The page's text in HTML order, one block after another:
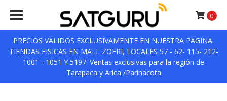
PRECIOS VALIDOS EXCLUSIVAMENTE EN NUESTRA PAGINA.
TIENDAS FISICAS EN MALL ZOFRI, LOCALES 57 - 62- 115- 212-
1001 - 1051 Y 5197. Ventas exclusivas para la región de
Tarapaca y Arica /Parinacota
0